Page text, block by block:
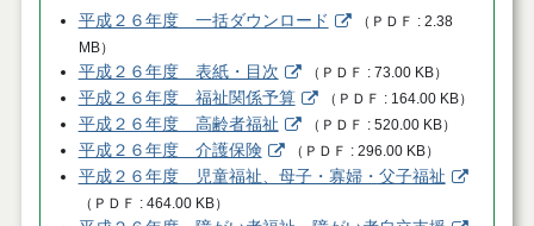
平成２６年度 一括ダウンロード （ ＰＤＦ
2.38
MB）
平成２６年度 表紙・目次 （ ＰＤＦ 73.00 KB）
平成２６年度 福祉関係予算 （ ＰＤＦ 164.00 KB）
平成２６年度 高齢者福祉 （ ＰＤＦ 520.00 KB）
平成２６年度 介護保険 （ ＰＤＦ 296.00 KB）
平成２６年度 児童福祉、母子・寡婦・父子福祉
（ ＰＤＦ 464.00 KB）